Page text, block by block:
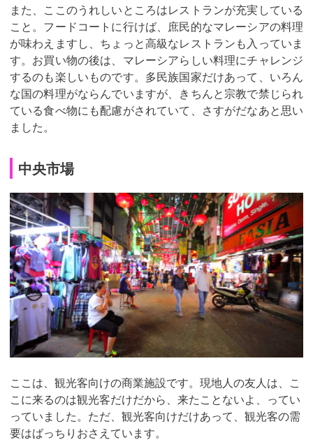
また、ここのうれしいところはレストランが充実している
こと。フードコートに行けば、庶民的なマレーシアの料理
が味わえますし、ちょっと高級なレストランも入っていま
す。お買い物の後は、マレーシアらしい料理にチャレンジ
するのも楽しいものです。多民族国家だけあって、いろん
な国の料理がならんでいますが、きちんと宗教で禁じられ
ている食べ物にも配慮がされていて、さすがだなあと思い
ました。
中央市場
ここは、観光客向けの商業施設です。現地人の友人は、こ
こに来るのは観光客だけだから、来たことないよ、ってい
っていました。ただ、観光客向けだけあって、観光客の需
要はばっちりおさえています。